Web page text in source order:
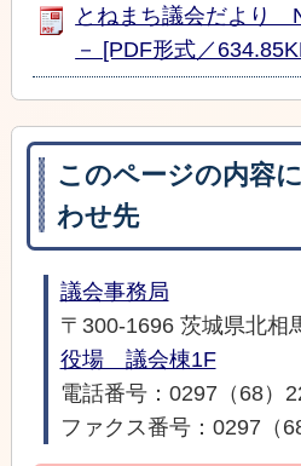
とねまち議会だより
－ [PDF形式／
このページの内容
わせ先
議会事務局
〒300-1696 茨城県北相
役場 議会棟1F
電話番号：0297（68）
ファクス番号：0297（